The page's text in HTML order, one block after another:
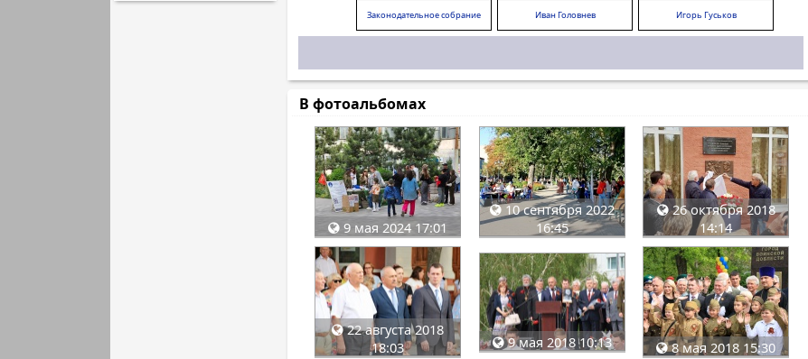
Законодательное собрание
Ростовской области
Иван Головнев Игорь Гуськов
В фотоальбомах
9 мая 2024 17:01
10 сентября 2022
16:45
26 октября 2018
14:14
22 августа 2018
18:03
9 мая 2018 10:13 8 мая 2018 15:30